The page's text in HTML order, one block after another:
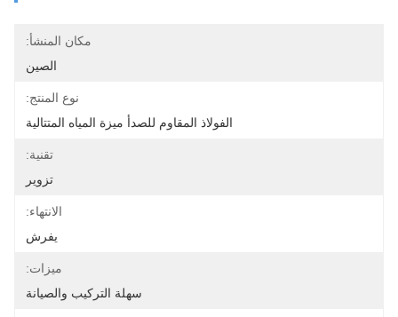
مكان المنشأ:
الصين
نوع المنتج:
الفولاذ المقاوم للصدأ ميزة المياه المتتالية
تقنية:
تزوير
الانتهاء:
يفرش
ميزات:
سهلة التركيب والصيانة